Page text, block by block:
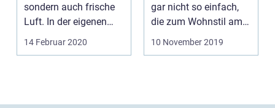
sondern auch frische
Luft. In der eigenen
Wohnung oder de...
14 Februar 2020
gar nicht so einfach,
die zum Wohnstil am
besten passende...
10 November 2019